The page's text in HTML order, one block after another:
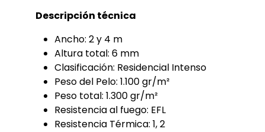
Descripción técnica
Ancho: 2 y 4 m
Altura total: 6 mm
Clasificación: Residencial Intenso
Peso del Pelo: 1.100 gr/m²
Peso total: 1.300 gr/m²
Resistencia al fuego: EFL
Resistencia Térmica: 1, 2